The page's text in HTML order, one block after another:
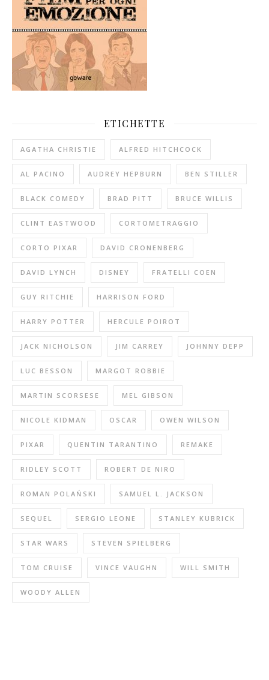
ETICHETTE
AGATHA CHRISTIE ALFRED HITCHCOCK
AL PACINO AUDREY HEPBURN BEN STILLER
BLACK COMEDY BRAD PITT BRUCE WILLIS
CLINT EASTWOOD CORTOMETRAGGIO
CORTO PIXAR DAVID CRONENBERG
DAVID LYNCH DISNEY FRATELLI COEN
GUY RITCHIE HARRISON FORD
HARRY POTTER HERCULE POIROT
JACK NICHOLSON JIM CARREY JOHNNY DEPP
LUC BESSON MARGOT ROBBIE
MARTIN SCORSESE MEL GIBSON
NICOLE KIDMAN OSCAR OWEN WILSON
PIXAR QUENTIN TARANTINO REMAKE
RIDLEY SCOTT ROBERT DE NIRO
ROMAN POLAŃSKI SAMUEL L. JACKSON
SEQUEL SERGIO LEONE STANLEY KUBRICK
STAR WARS STEVEN SPIELBERG
TOM CRUISE VINCE VAUGHN WILL SMITH
WOODY ALLEN